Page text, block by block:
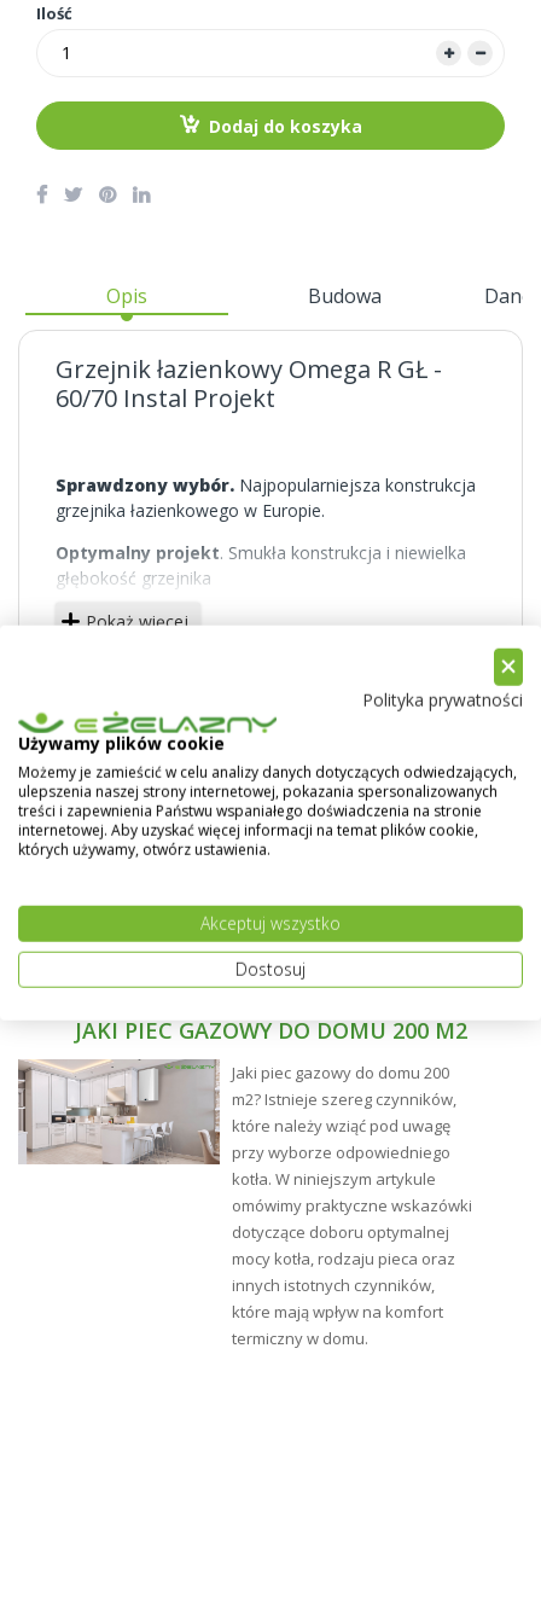
Ilość
Dodaj do koszyka
Opis Budowa Dane
Grzejnik łazienkowy Omega R GŁ -
60/70 Instal Projekt
Sprawdzony wybór. Najpopularniejsza konstrukcja
grzejnika łazienkowego w Europie.
Optymalny projekt. Smukła konstrukcja i niewielka
głębokość grzejnika
Elastyczny dobór.
Korzystny wybór.Optymalny stosunek ceny do
funkcjonalności.
Łatwiejsze przygotowanie przyłączy.Opcjonalne
podłączenie dolneo rozstawie 50 mm (D50) na
środku.
Pokaż więcej
JAKI PIEC GAZOWY DO DOMU 200 M2
Jaki piec gazowy do domu 200
m2? Istnieje szereg czynników,
które należy wziąć pod uwagę
przy wyborze odpowiedniego
kotła. W niniejszym artykule
omówimy praktyczne wskazówki
dotyczące doboru optymalnej
mocy kotła, rodzaju pieca oraz
innych istotnych czynników,
które mają wpływ na komfort
termiczny w domu.
Polityka prywatności
Używamy plików cookie
Możemy je zamieścić w celu analizy danych dotyczących odwiedzających,
ulepszenia naszej strony internetowej, pokazania spersonalizowanych
treści i zapewnienia Państwu wspaniałego doświadczenia na stronie
internetowej. Aby uzyskać więcej informacji na temat plików cookie,
których używamy, otwórz ustawienia.
Akceptuj wszystko
Dostosuj